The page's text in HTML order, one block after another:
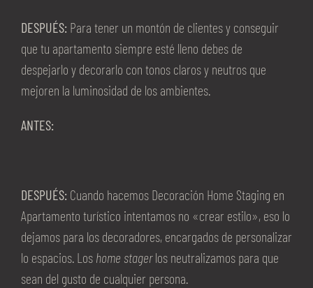
DESPUÉS: Para tener un montón de clientes y conseguir
que tu apartamento siempre esté lleno debes de
despejarlo y decorarlo con tonos claros y neutros que
mejoren la luminosidad de los ambientes.
ANTES:
DESPUÉS: Cuando hacemos Decoración Home Staging en
Apartamento turístico intentamos no «crear estilo», eso lo
dejamos para los decoradores, encargados de personalizar
lo espacios. Loshome stagerlos neutralizamos para que
sean del gusto de cualquier persona.